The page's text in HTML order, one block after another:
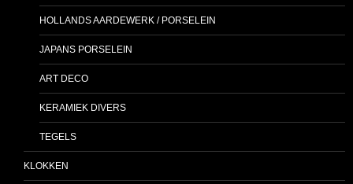
HOLLANDS AARDEWERK / PORSELEIN
JAPANS PORSELEIN
ART DECO
KERAMIEK DIVERS
TEGELS
KLOKKEN